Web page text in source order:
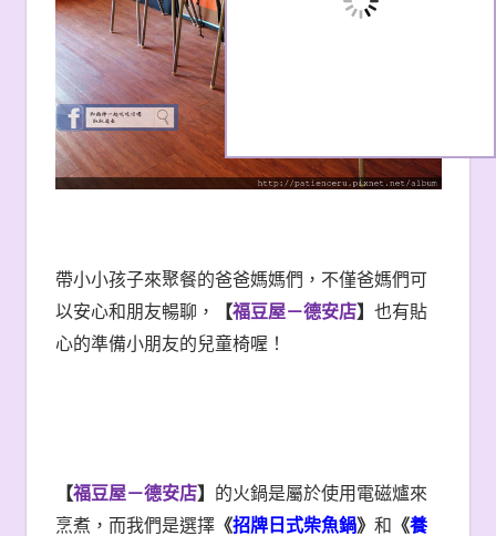
【餐廳內部環境】
帶小小孩子來聚餐的爸爸媽媽們，不僅爸媽們可